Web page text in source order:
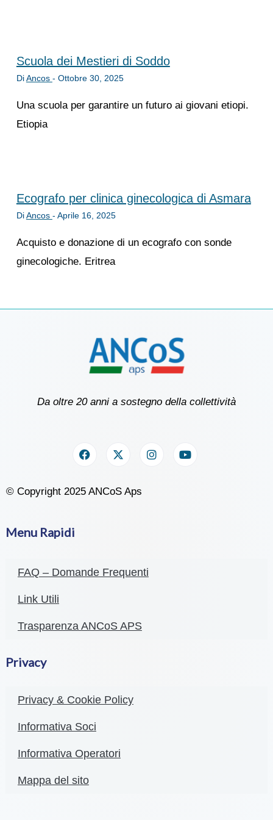
Scuola dei Mestieri di Soddo
DiAncos - Ottobre 30, 2025
Una scuola per garantire un futuro ai giovani etiopi.
Etiopia
Ecografo per clinica ginecologica di Asmara
DiAncos - Aprile 16, 2025
Acquisto e donazione di un ecografo con sonde
ginecologiche. Eritrea
Da oltre 20 anni a sostegno della collettività
© Copyright 2025 ANCoS Aps
Menu Rapidi
FAQ – Domande Frequenti
Link Utili
Trasparenza ANCoS APS
Privacy
Privacy & Cookie Policy
Informativa Soci
Informativa Operatori
Mappa del sito